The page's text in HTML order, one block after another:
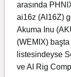
arasında
ai16z (AI16Z)
Akuma Inu
(WEMIX)
listesindeyse
ve AI Rig